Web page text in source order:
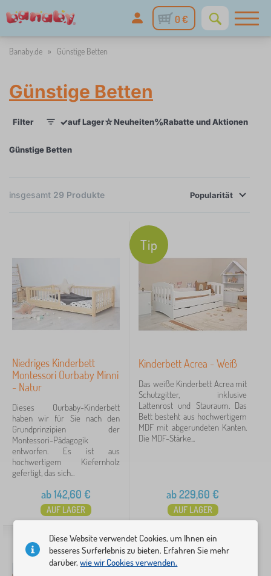
0 €
Banaby.de » Günstige Betten
Günstige Betten
Filter ✓auf Lager☆Neuheiten%Rabatte und Aktionen
b
e
n
Preis
102 €
361 €
Suche innerhalb des filters
Verfügbarkeit
Angebotsart
Tags
1
Günstige Betten
29
Rabatt
424
Neuheiten
98
Günstige Betten
insgesamt 29 Produkte
Popularität
Niedriges Kinderbett
Montessori Ourbaby Minni
- Natur
Dieses Ourbaby-Kinderbett
haben wir für Sie nach den
Grundprinzipien der
Montessori-Pädagogik
entworfen. Es ist aus
hochwertigem Kiefernholz
gefertigt, das sich...
ab142,60 €
AUF LAGER
Tip
Kinderbett Acrea - Weiß
Das weiße Kinderbett Acrea mit
Schutzgitter, inklusive
Lattenrost und Stauraum. Das
Bett besteht aus hochwertigem
MDF mit abgerundeten Kanten.
Die MDF-Stärke...
ab229,60 €
AUF LAGER
Diese Website verwendet Cookies, um Ihnen ein
besseres Surferlebnis zu bieten. Erfahren Sie mehr
darüber,wie wir Cookies verwenden.